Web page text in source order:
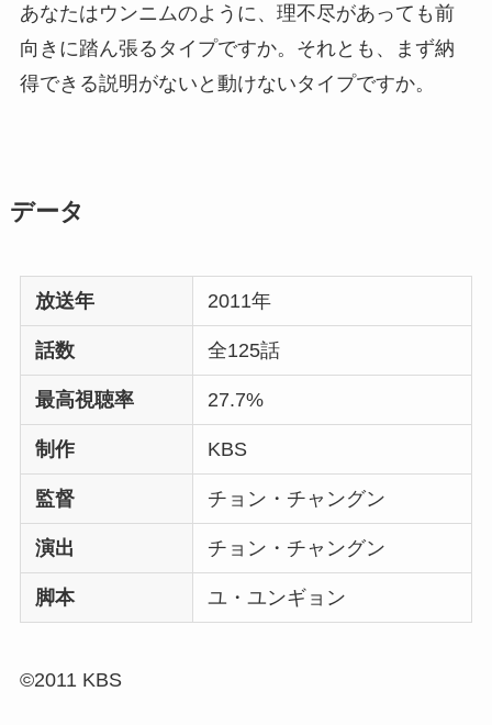
あなたはウンニムのように、理不尽があっても前
向きに踏ん張るタイプですか。それとも、まず納
得できる説明がないと動けないタイプですか。
データ
放送年 2011年
話数 全125話
最高視聴率 27.7%
制作 KBS
監督 チョン・チャングン
演出 チョン・チャングン
脚本 ユ・ユンギョン
©2011 KBS